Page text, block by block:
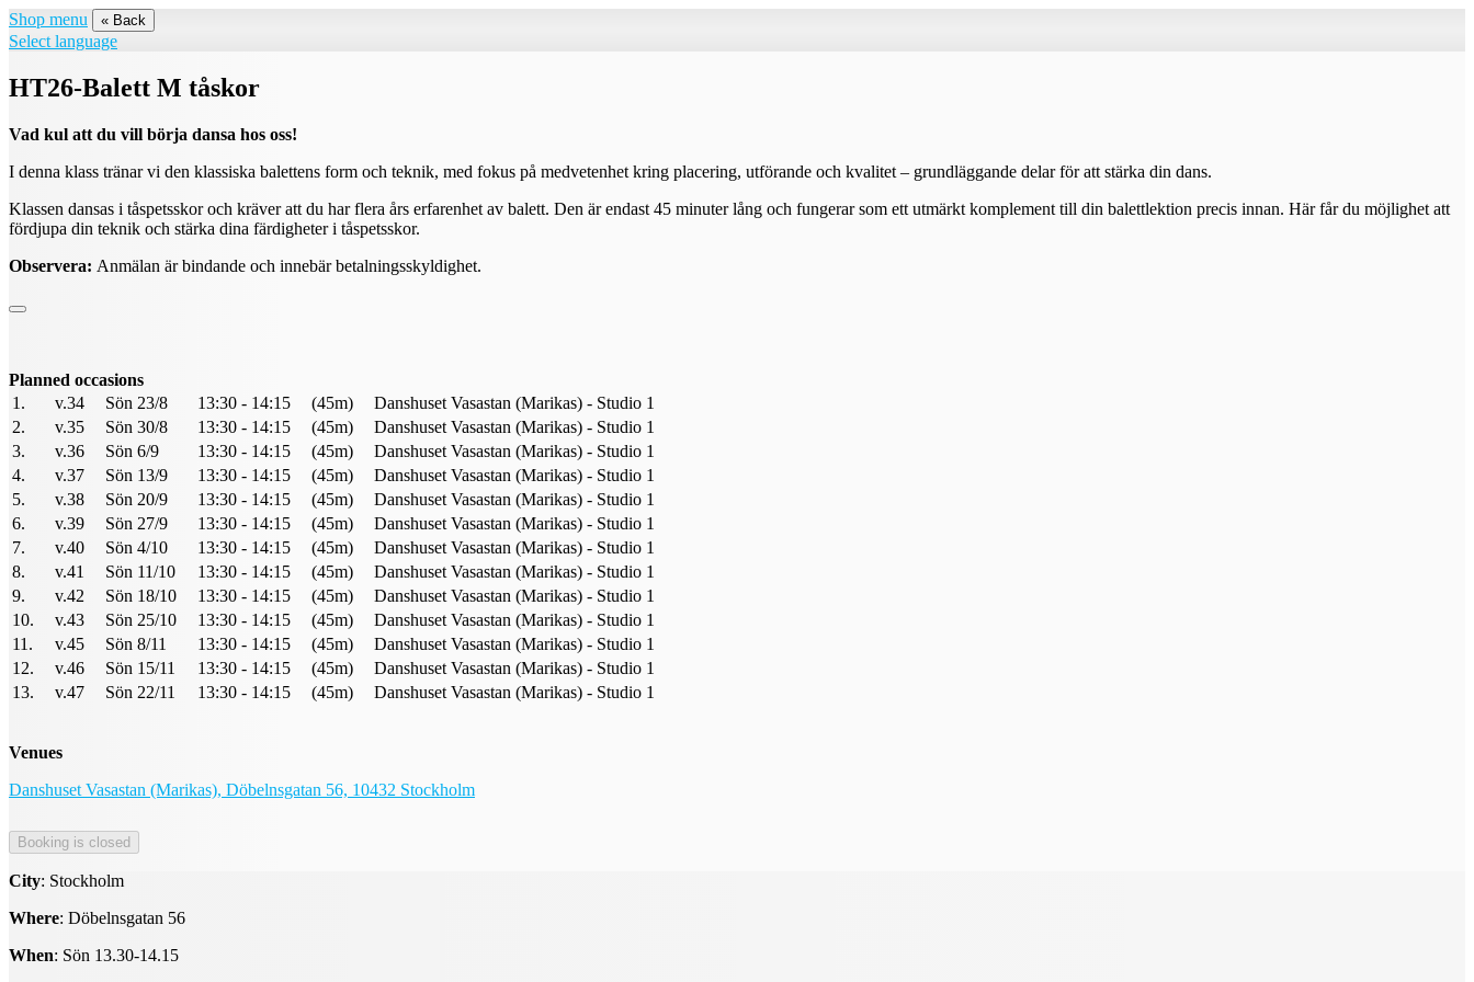
Shop menu « Back
Select language
HT26-Balett M tåskor
Vad kul att du vill börja dansa hos oss!
I denna klass tränar vi den klassiska balettens form och teknik, med fokus på medvetenhet kring placering, utförande och kvalitet – grundläggande delar för att stärka din dans.
Klassen dansas i tåspetsskor och kräver att du har flera års erfarenhet av balett. Den är endast 45 minuter lång och fungerar som ett utmärkt komplement till din balettlektion precis innan. Här får du möjlighet att
fördjupa din teknik och stärka dina färdigheter i tåspetsskor.
Observera: Anmälan är bindande och innebär betalningsskyldighet.
Planned occasions
1.
v.34 Sön 23/8 13:30 - 14:15 (45m)
Danshuset Vasastan (Marikas) - Studio 1
2.
v.35 Sön 30/8 13:30 - 14:15 (45m)
Danshuset Vasastan (Marikas) - Studio 1
3.
v.36 Sön 6/9 13:30 - 14:15 (45m)
Danshuset Vasastan (Marikas) - Studio 1
4.
v.37 Sön 13/9 13:30 - 14:15 (45m)
Danshuset Vasastan (Marikas) - Studio 1
5.
v.38 Sön 20/9 13:30 - 14:15 (45m)
Danshuset Vasastan (Marikas) - Studio 1
6.
v.39 Sön 27/9 13:30 - 14:15 (45m)
Danshuset Vasastan (Marikas) - Studio 1
7.
v.40 Sön 4/10 13:30 - 14:15 (45m)
Danshuset Vasastan (Marikas) - Studio 1
8.
v.41 Sön 11/10 13:30 - 14:15 (45m)
Danshuset Vasastan (Marikas) - Studio 1
9.
v.42 Sön 18/10 13:30 - 14:15 (45m)
Danshuset Vasastan (Marikas) - Studio 1
10.
v.43 Sön 25/10 13:30 - 14:15 (45m)
Danshuset Vasastan (Marikas) - Studio 1
11.
v.45 Sön 8/11 13:30 - 14:15 (45m)
Danshuset Vasastan (Marikas) - Studio 1
12.
v.46 Sön 15/11 13:30 - 14:15 (45m)
Danshuset Vasastan (Marikas) - Studio 1
13.
v.47 Sön 22/11 13:30 - 14:15 (45m) Danshuset Vasastan (Marikas) - Studio 1
Venues
Danshuset Vasastan (Marikas), Döbelnsgatan 56, 10432 Stockholm
City: Stockholm
Where: Döbelnsgatan 56
When: Sön 13.30-14.15